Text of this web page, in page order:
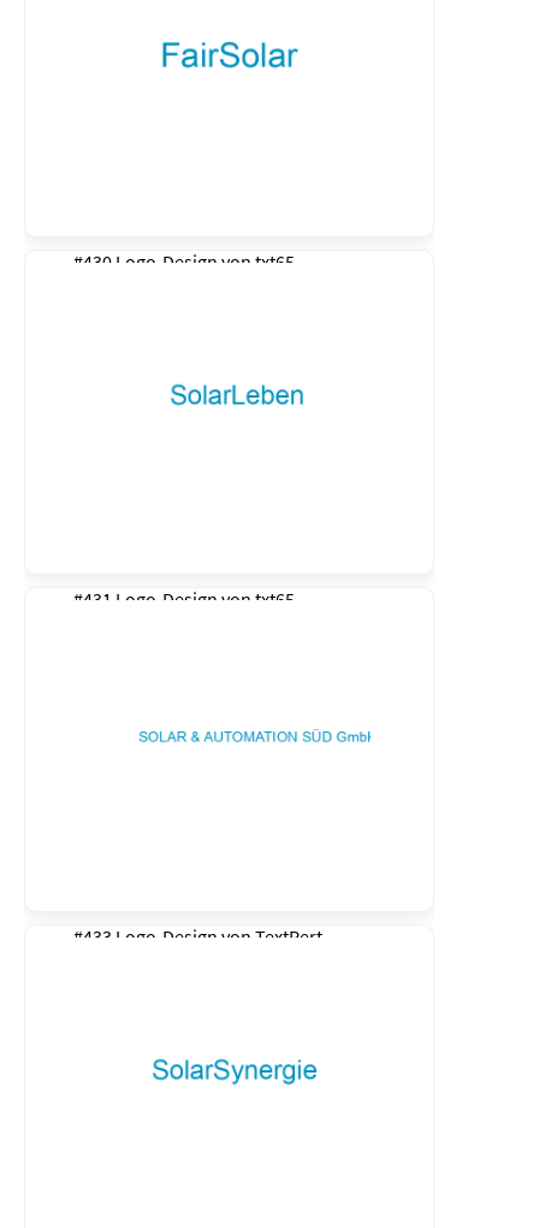
#430 Logo-Design von txt65
#431 Logo-Design von txt65
#433 Logo-Design von TextPert